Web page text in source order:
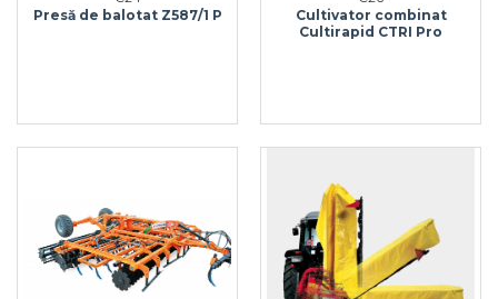
Presă de balotat Z587/1 P
Cultivator combinat
Cultirapid CTRI Pro